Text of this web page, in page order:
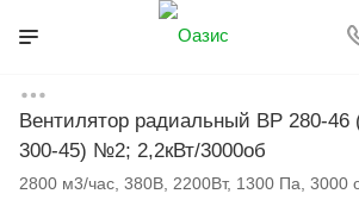
Главная Каталог Вентиляция
Радиальные вентиляторы
Вентилятор радиальный ВР 280-46
300-45) №2; 2,2кВт/3000об
2800 м3/час, 380В, 2200Вт, 1300 Па, 3000